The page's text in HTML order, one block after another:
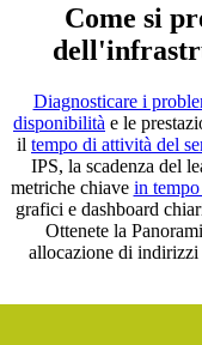
Come si
Diagnosticare i
disponibilità e le
il tempo di attività del
IPS, la scadenza del
metriche chiave in tempo
grafici e dashboard
Ottenete la
allocazione di